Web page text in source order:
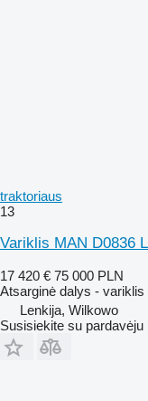
traktoriaus
13
Variklis MAN D0836
17 420 € 75 000 PLN
Atsarginė dalys - variklis
Lenkija, Wilkowo
Susisiekite su pardavėju